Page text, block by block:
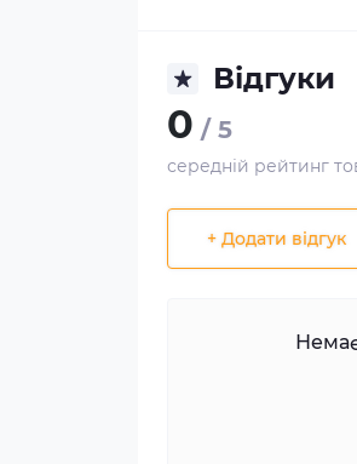
Відгуки
0 / 5
середній рейтинг
+ Додати відгук